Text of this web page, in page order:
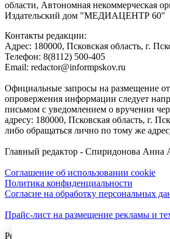
области, Автономная некоммерческая
Издательский дом "МЕДИАЦЕНТР 60"
Контакты редакции:
Адреc: 180000, Псковская область, г.
Телефон: 8(8112) 500-405
Email: redactor@informpskov.ru
Официальные запросы на размещение
опровержения информации следует
письмом с уведомлением о вручении
адресу: 180000, Псковская область, г.
либо обращаться лично по тому же
Главный редактор - Спиридонова Анна
Соглашение об использовании cookie
Политика конфиденциальности
Согласие на обработку персональных
Прайс-лист на размещение рекламы и
Реклама на сайте